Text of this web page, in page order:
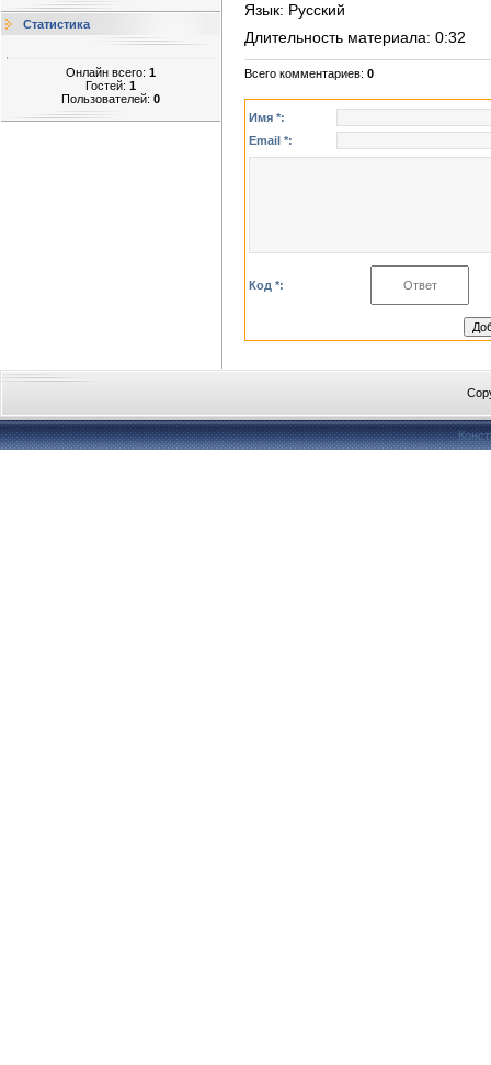
Статистика
Онлайн всего: 1
Гостей: 1
Пользователей: 0
Язык: Русский
Длительность материала: 0:32
Всего комментариев: 0
Имя *:
Email *:
Код *: